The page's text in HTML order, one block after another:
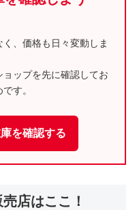
、価格も日々変動しま
ップを先に確認してお
す。
を確認する
店はここ！